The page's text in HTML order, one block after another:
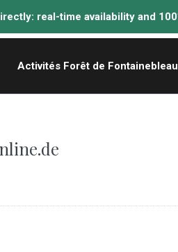
Activités Forêt de Fontainebleau